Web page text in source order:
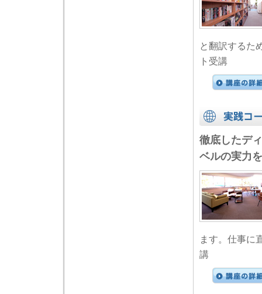
と翻訳するた
ト受講
徹底したデ
ベルの実力
ます。仕事
講